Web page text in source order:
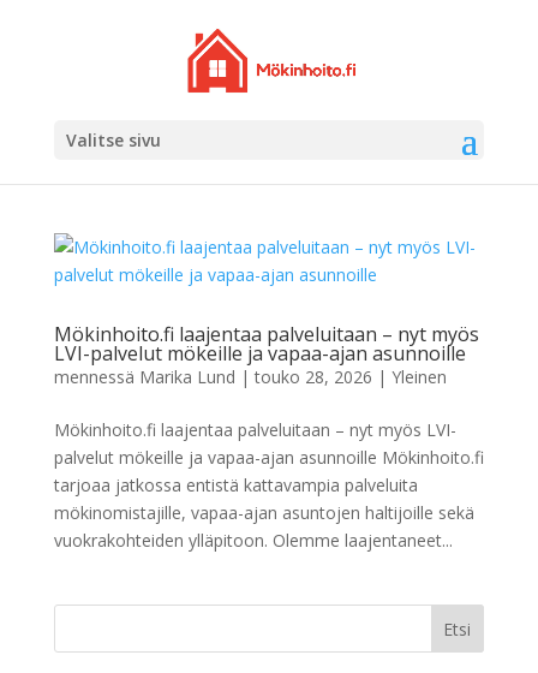
Valitse sivu
Mökinhoito.fi laajentaa palveluitaan – nyt myös
LVI-palvelut mökeille ja vapaa-ajan asunnoille
mennessä Marika Lund |touko 28, 2026 | Yleinen
Mökinhoito.fi laajentaa palveluitaan – nyt myös LVI-
palvelut mökeille ja vapaa-ajan asunnoille Mökinhoito.fi
tarjoaa jatkossa entistä kattavampia palveluita
mökinomistajille, vapaa-ajan asuntojen haltijoille sekä
vuokrakohteiden ylläpitoon. Olemme laajentaneet...
Etsi